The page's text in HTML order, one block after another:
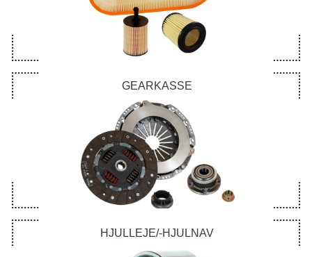
GEARKASSE
HJULLEJE/-HJULNAV